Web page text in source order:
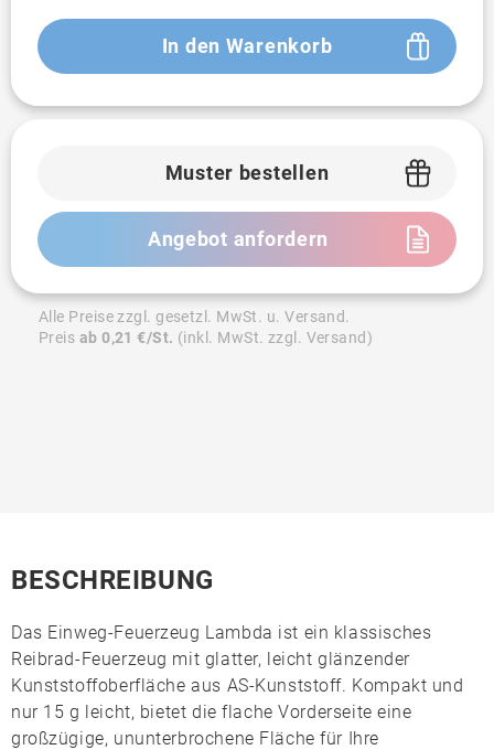
In den Warenkorb
Muster bestellen
Angebot anfordern
Alle Preise zzgl. gesetzl. MwSt. u. Versand.
Preis ab 0,21 €/St. (inkl. MwSt. zzgl. Versand)
BESCHREIBUNG
Das Einweg-Feuerzeug Lambda ist ein klassisches
Reibrad-Feuerzeug mit glatter, leicht glänzender
Kunststoffoberfläche aus AS-Kunststoff. Kompakt und
nur 15 g leicht, bietet die flache Vorderseite eine
großzügige, ununterbrochene Fläche für Ihre